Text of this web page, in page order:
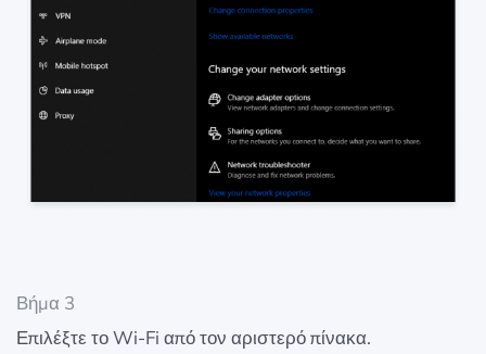
Βήμα 3
Επιλέξτε το Wi-Fi από τον αριστερό πίνακα.